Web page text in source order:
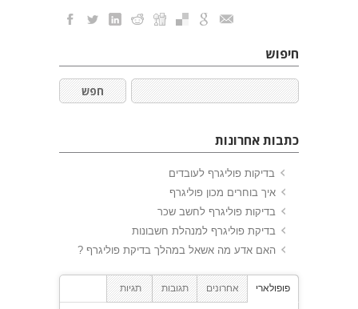
חיפוש
כתבות אחרונות
בדיקות פוליגרף לעובדים
איך בוחרים מכון פוליגרף
בדיקות פוליגרף לחשב שכר
בדיקת פוליגרף למנהלת חשבונות
האם אדע מה אשאל במהלך בדיקת פוליגרף ?
פופולארי אחרונים תגובות תגיות